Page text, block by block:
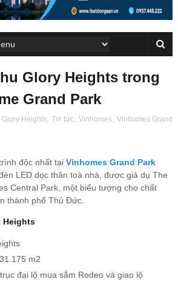
Glory Heights trong
Grand Park
Glory Heights, Tin tức, Vinhomes, Vinhomes Grand
độc nhất tại Vinhomes Grand Park
LED dọc thân toà nhà, được giả dụ The
Central Park, một biểu tượng cho chất
thành phố Thủ Đức.
Heights
m2
đại lộ mua sắm Rodeo và giao lộ